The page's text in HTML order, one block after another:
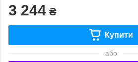
3 244 ₴
Купити
або